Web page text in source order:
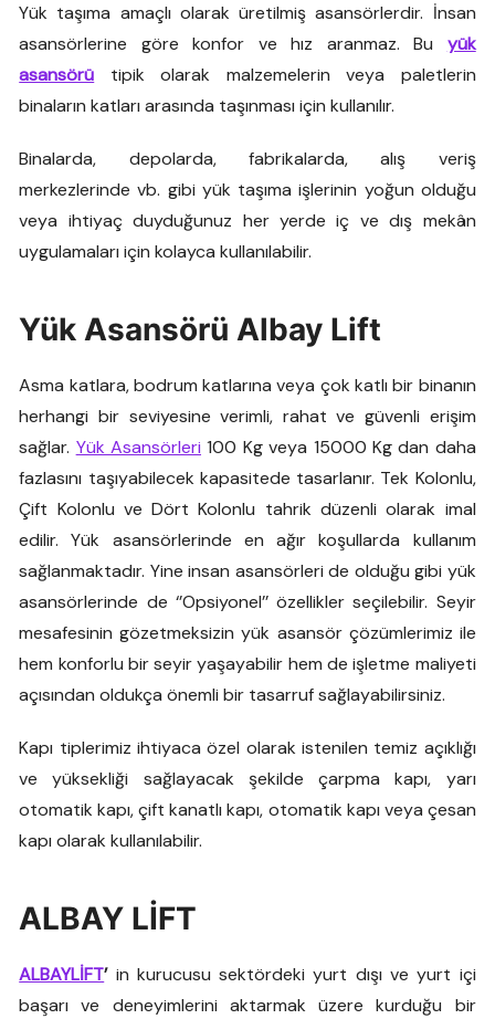
Yük taşıma amaçlı olarak üretilmiş asansörlerdir. İnsan
asansörlerine göre konfor ve hız aranmaz. Bu yük
asansörü tipik olarak malzemelerin veya paletlerin
binaların katları arasında taşınması için kullanılır.
Binalarda, depolarda, fabrikalarda, alış veriş
merkezlerinde vb. gibi yük taşıma işlerinin yoğun olduğu
veya ihtiyaç duyduğunuz her yerde iç ve dış mekân
uygulamaları için kolayca kullanılabilir.
Yük Asansörü Albay Lift
Asma katlara, bodrum katlarına veya çok katlı bir binanın
herhangi bir seviyesine verimli, rahat ve güvenli erişim
sağlar. Yük Asansörleri 100 Kg veya 15000 Kg dan daha
fazlasını taşıyabilecek kapasitede tasarlanır. Tek Kolonlu,
Çift Kolonlu ve Dört Kolonlu tahrik düzenli olarak imal
edilir. Yük asansörlerinde en ağır koşullarda kullanım
sağlanmaktadır. Yine insan asansörleri de olduğu gibi yük
asansörlerinde de ‘’Opsiyonel’’ özellikler seçilebilir. Seyir
mesafesinin gözetmeksizin yük asansör çözümlerimiz ile
hem konforlu bir seyir yaşayabilir hem de işletme maliyeti
açısından oldukça önemli bir tasarruf sağlayabilirsiniz.
Kapı tiplerimiz ihtiyaca özel olarak istenilen temiz açıklığı
ve yüksekliği sağlayacak şekilde çarpma kapı, yarı
otomatik kapı, çift kanatlı kapı, otomatik kapı veya çesan
kapı olarak kullanılabilir.
ALBAY LİFT
ALBAYLİFT’in kurucusu sektördeki yurt dışı ve yurt içi
başarı ve deneyimlerini aktarmak üzere kurduğu bir